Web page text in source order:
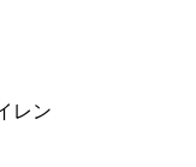
レン